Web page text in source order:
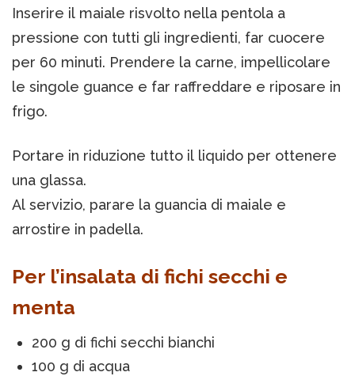
Inserire il maiale risvolto nella pentola a
pressione con tutti gli ingredienti, far cuocere
per 60 minuti. Prendere la carne, impellicolare
le singole guance e far raffreddare e riposare in
frigo.
Portare in riduzione tutto il liquido per ottenere
una glassa.
Al servizio, parare la guancia di maiale e
arrostire in padella.
Per l’insalata di fichi secchi e
menta
200 g di fichi secchi bianchi
100 g di acqua